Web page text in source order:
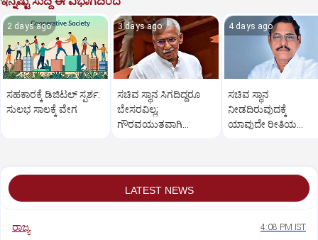
2 days ago
ಸಹಕಾರಕ್ಕೆ ಡಿಜಿಟಲ್‌ ಸ್ಪರ್ಶ:
ಸುಲಭ ಸಾಲಕ್ಕೆ ವೇಗ
3 days ago
ಸಚಿವ ಸ್ಥಾನ ಸಿಗದಿದ್ದರೂ
ಬೇಸರವಿಲ್ಲ;
ಗೌರವಯುತವಾಗಿ
4 days ago
ಸಚಿವ ಸ್ಥಾನ
ನೀಡದಿರುವುದಕ್ಕೆ
ಯಾವುದೇ ರೀತಿಯ
LATEST NEWS
ರಾಜ್ಯ 4:08 PM IST